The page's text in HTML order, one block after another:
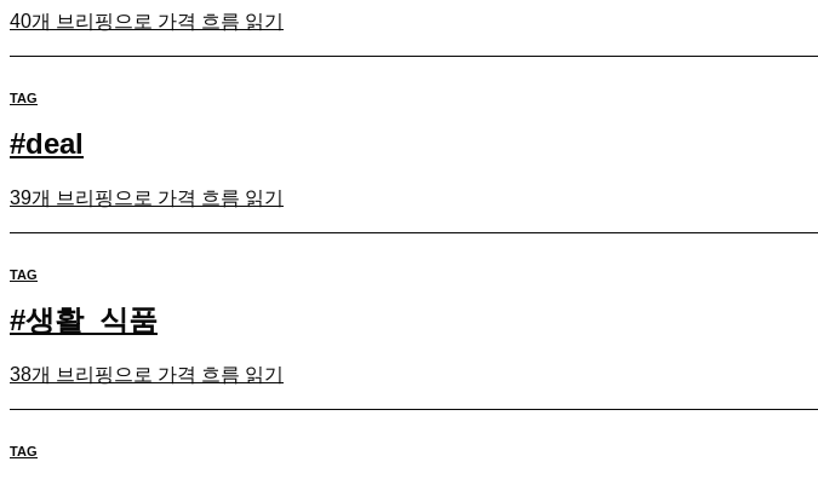
40개 브리핑으로 가격 흐름 읽기
TAG
#deal
39개 브리핑으로 가격 흐름 읽기
TAG
#생활_식품
38개 브리핑으로 가격 흐름 읽기
TAG